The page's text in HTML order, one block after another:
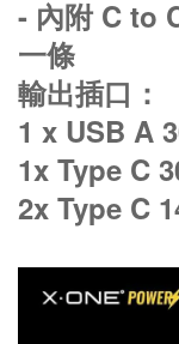
- 內附 C to
一條
輸出插口：
1 x USB A
1x Type C
2x Type C